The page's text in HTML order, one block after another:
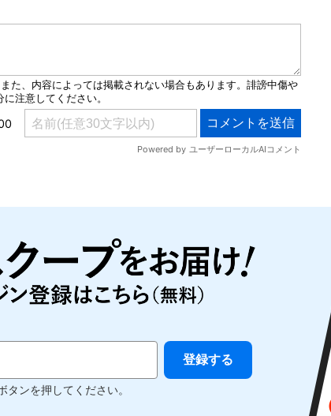
タンを押してください。